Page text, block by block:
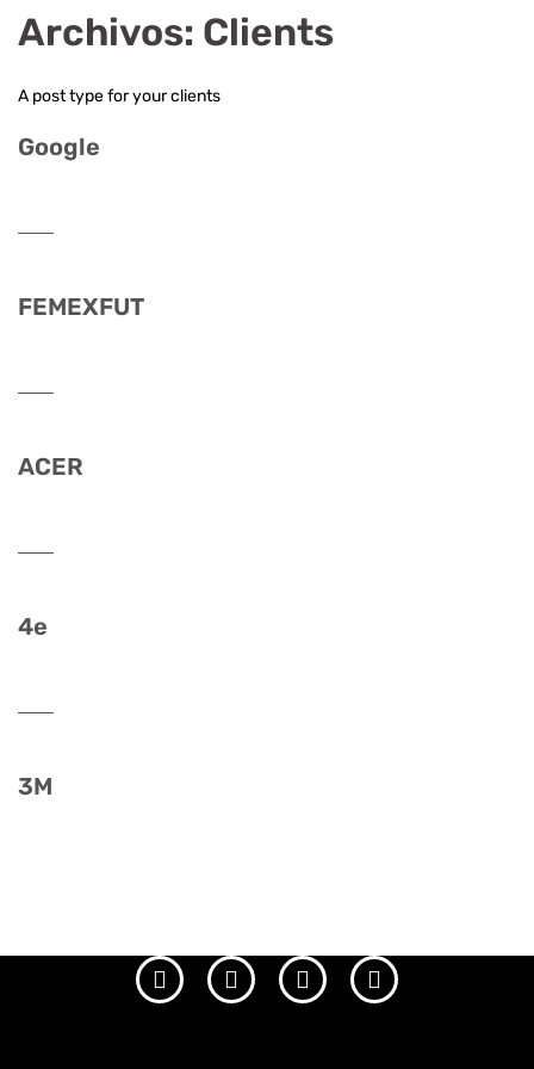
Archivos: Clients
A post type for your clients
Google
FEMEXFUT
ACER
4e
3M